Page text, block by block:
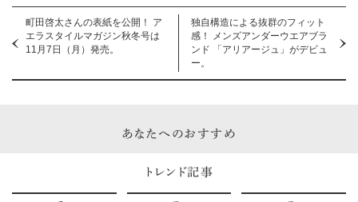
町田啓太さんの表紙を公開！ ア
エラスタイルマガジン秋冬号は
11月7日（月）発売。
独自構造による抜群のフィット
感！ メンズアンダーウエアブラ
ンド 「アリアージュ」がデビュ
ー。
あなたへのおすすめ
トレンド記事